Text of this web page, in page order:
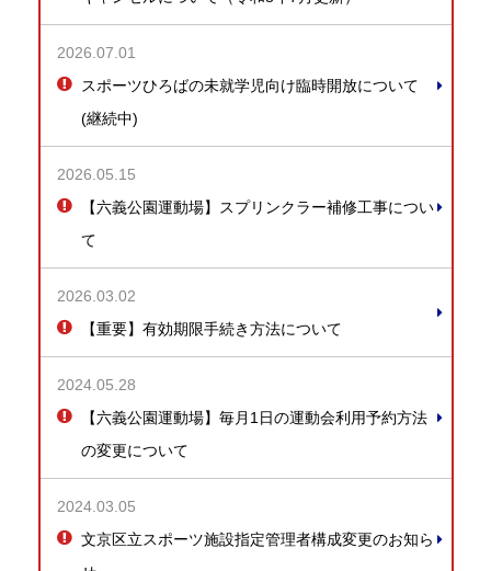
2026.07.01
スポーツひろばの未就学児向け臨時開放について
(継続中)
2026.05.15
【六義公園運動場】スプリンクラー補修工事につい
て
2026.03.02
【重要】有効期限手続き方法について
2024.05.28
【六義公園運動場】毎月1日の運動会利用予約方法
の変更について
2024.03.05
文京区立スポーツ施設指定管理者構成変更のお知ら